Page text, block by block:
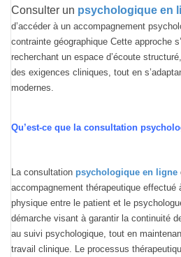
Consulter un psychologique en
d’accéder à un accompagnement
contrainte géographique Cette approche
recherchant un espace d’écoute
des exigences cliniques, tout en
modernes.
Qu’est-ce que la consultation
La consultation psychologique en ligne
accompagnement thérapeutique
physique entre le patient et le
démarche visant à garantir la continuité
au suivi psychologique, tout en
travail clinique. Le processus